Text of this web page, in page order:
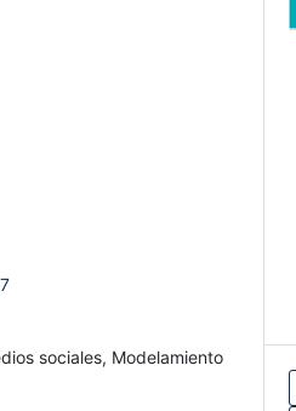
sociales, Modelamiento